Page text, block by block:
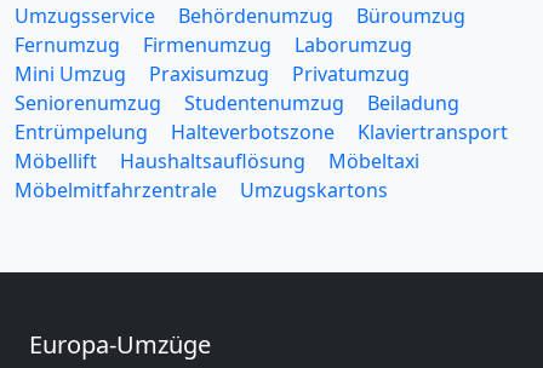
Umzugsservice Behördenumzug
Büroumzug
Fernumzug
Firmenumzug
Laborumzug
Mini Umzug
Praxisumzug
Privatumzug
Seniorenumzug
Studentenumzug
Beiladung
Entrümpelung
Halteverbotszone
Klaviertransport
Möbellift
Haushaltsauflösung
Möbeltaxi
Möbelmitfahrzentrale
Umzugskartons
Europa-Umzüge